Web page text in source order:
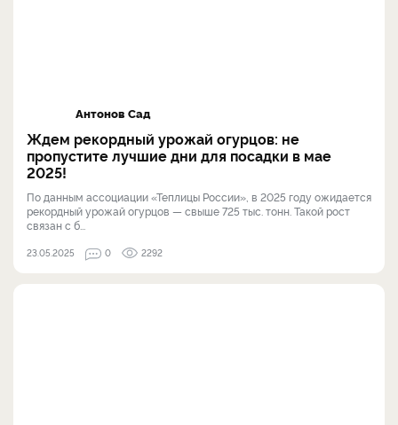
Антонов Сад
Ждем рекордный урожай огурцов: не
пропустите лучшие дни для посадки в мае
2025!
По данным ассоциации «Теплицы России», в 2025 году ожидается
рекордный урожай огурцов — свыше 725 тыс. тонн. Такой рост
связан с б...
23.05.2025 0 2292